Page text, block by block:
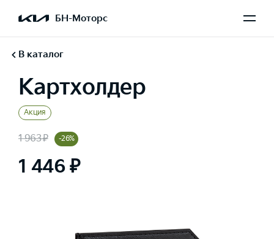
БН-Моторс
В каталог
Картхолдер
Акция
1 963 ₽ -26%
1 446 ₽